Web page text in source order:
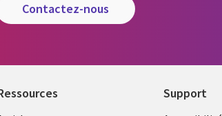
contactez-nous
Support